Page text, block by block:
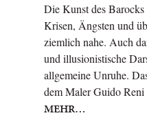
Die Kunst des
Krisen, Ängsten und
ziemlich nahe. Auch
und illusionistische
allgemeine Unruhe.
dem Maler Guido
MEHR…